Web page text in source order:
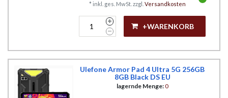
* inkl. ges. MwSt. zzgl. Versandkosten
+WARENKORB
Ulefone Armor Pad 4 Ultra 5G 256GB
8GB Black DS EU
lagernde Menge:0